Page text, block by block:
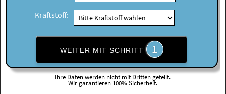
Kraftstoff:
WEITER MIT SCHRITT 1
Ihre Daten werden nicht mit Dritten geteilt.
Wir garantieren 100% Sicherheit.